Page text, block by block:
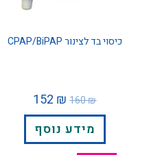
כיסוי בד לצינור CPAP/BiPAP
160₪
152 ₪
מידע נוסף